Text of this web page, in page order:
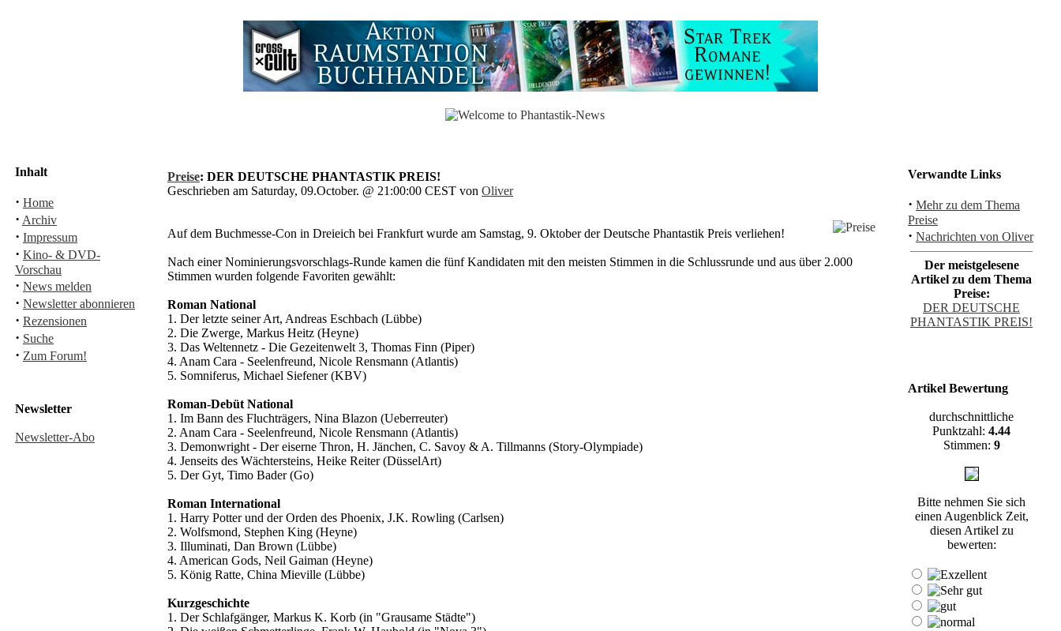
Inhalt
· Home
· Archiv
· Impressum
· Kino- & DVD-
Vorschau
· News melden
· Newsletter abonnieren
· Rezensionen
· Suche
· Zum Forum!
Newsletter
Newsletter-Abo
Preise: DER DEUTSCHE PHANTASTIK PREIS!
Geschrieben am Saturday, 09.October. @ 21:00:00 CEST von Oliver
Auf dem Buchmesse-Con in Dreieich bei Frankfurt wurde am Samstag, 9. Oktober der Deutsche Phantastik Preis verliehen!
Nach einer Nominierungsvorschlags-Runde kamen die fünf Kandidaten mit den meisten Stimmen in die Schlussrunde und aus über 2.000
Stimmen wurden folgende Favoriten gewählt:
Roman National
1. Der letzte seiner Art, Andreas Eschbach (Lübbe)
2. Die Zwerge, Markus Heitz (Heyne)
3. Das Weltennetz - Die Gezeitenwelt 3, Thomas Finn (Piper)
4. Anam Cara - Seelenfreund, Nicole Rensmann (Atlantis)
5. Somniferus, Michael Siefener (KBV)
Roman-Debüt National
1. Im Bann des Fluchträgers, Nina Blazon (Ueberreuter)
2. Anam Cara - Seelenfreund, Nicole Rensmann (Atlantis)
3. Demonwright - Der eiserne Thron, H. Jänchen, C. Savoy & A. Tillmanns (Story-Olympiade)
4. Jenseits des Wächtersteins, Heike Reiter (DüsselArt)
5. Der Gyt, Timo Bader (Go)
Roman International
1. Harry Potter und der Orden des Phoenix, J.K. Rowling (Carlsen)
2. Wolfsmond, Stephen King (Heyne)
3. Illuminati, Dan Brown (Lübbe)
4. American Gods, Neil Gaiman (Heyne)
5. König Ratte, China Mieville (Lübbe)
Kurzgeschichte
1. Der Schlafgänger, Markus K. Korb (in "Grausame Städte")
Verwandte Links
· Mehr zu dem Thema
Preise
· Nachrichten von Oliver
Der meistgelesene
Artikel zu dem Thema
Preise:
DER DEUTSCHE
PHANTASTIK PREIS!
Artikel Bewertung
durchschnittliche
Punktzahl: 4.44
Stimmen: 9
Bitte nehmen Sie sich
einen Augenblick Zeit,
diesen Artikel zu
bewerten: